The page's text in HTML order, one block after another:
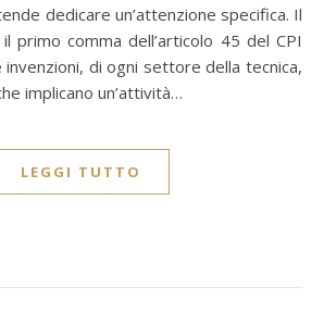
dedicare un’attenzione specifica. Il
primo comma dell’articolo 45 del CPI
di ogni settore della tecnica,
implicano un’attività…
LEGGI TUTTO